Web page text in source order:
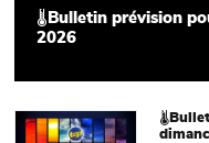
🌡Bulletin prévision
2026
Main picture